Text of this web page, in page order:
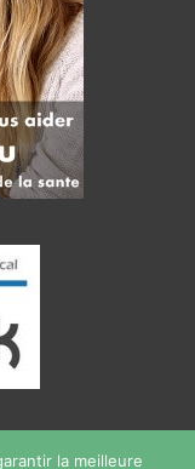
la meilleure